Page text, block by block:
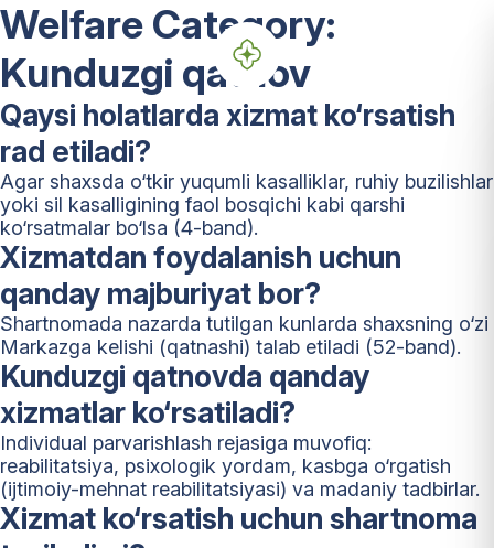
Welfare Category:
Kunduzgi qatnov
Qaysi holatlarda xizmat ko‘rsatish
rad etiladi?
Agar shaxsda o‘tkir yuqumli kasalliklar, ruhiy buzilishlar
yoki sil kasalligining faol bosqichi kabi qarshi
ko‘rsatmalar bo‘lsa (4-band).
Xizmatdan foydalanish uchun
qanday majburiyat bor?
Shartnomada nazarda tutilgan kunlarda shaxsning o‘zi
Markazga kelishi (qatnashi) talab etiladi (52-band).
Kunduzgi qatnovda qanday
xizmatlar ko‘rsatiladi?
Individual parvarishlash rejasiga muvofiq:
reabilitatsiya, psixologik yordam, kasbga o‘rgatish
(ijtimoiy-mehnat reabilitatsiyasi) va madaniy tadbirlar.
Xizmat ko‘rsatish uchun shartnoma